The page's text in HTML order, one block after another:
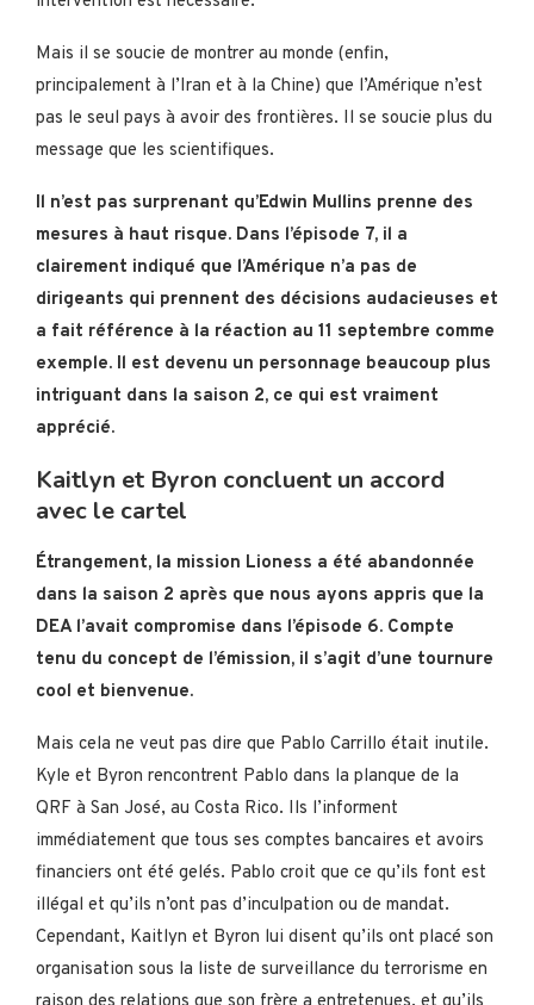
Mais il se soucie de montrer au monde (enfin,
principalement à l’Iran et à la Chine) que l’Amérique n’est
pas le seul pays à avoir des frontières. Il se soucie plus du
message que les scientifiques.
Il n’est pas surprenant qu’Edwin Mullins prenne des
mesures à haut risque. Dans l’épisode 7, il a
clairement indiqué que l’Amérique n’a pas de
dirigeants qui prennent des décisions audacieuses et
a fait référence à la réaction au 11 septembre comme
exemple. Il est devenu un personnage beaucoup plus
intriguant dans la saison 2, ce qui est vraiment
apprécié.
Kaitlyn et Byron concluent un accord
avec le cartel
Étrangement, la mission Lioness a été abandonnée
dans la saison 2 après que nous ayons appris que la
DEA l’avait compromise dans l’épisode 6. Compte
tenu du concept de l’émission, il s’agit d’une tournure
cool et bienvenue.
Mais cela ne veut pas dire que Pablo Carrillo était inutile.
Kyle et Byron rencontrent Pablo dans la planque de la
QRF à San José, au Costa Rico. Ils l’informent
immédiatement que tous ses comptes bancaires et avoirs
financiers ont été gelés. Pablo croit que ce qu’ils font est
illégal et qu’ils n’ont pas d’inculpation ou de mandat.
Cependant, Kaitlyn et Byron lui disent qu’ils ont placé son
organisation sous la liste de surveillance du terrorisme en